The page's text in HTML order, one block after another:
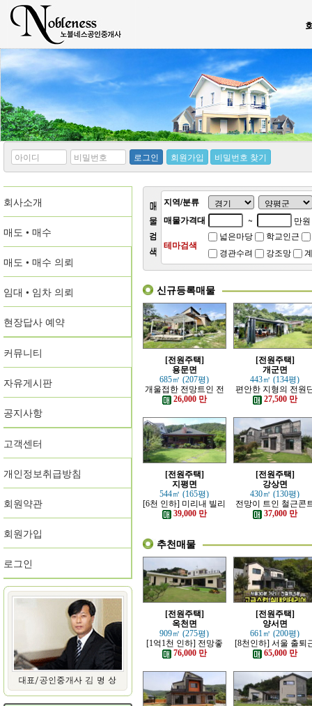
*
아
디
*
비
번
로그인 회원가입 비밀번호 찾기
회사소개
매도 • 매수
매도 • 매수 의뢰
임대 • 임차 의뢰
현장답사 예약
커뮤니티
자유게시판
공지사항
고객센터
개인정보취급방침
회원약관
회원가입
로그인
지역/분류
매물가격대
~ 만원
테마검색
넓은마당 학교인근
경관수려
강조망
신규등록매물
[전원주택]
용문면
685㎡ (207평)
개울접한 전망트인 전
원주택
26,000 만
[전원주택]
개군면
443㎡ (134평)
편안한 지형의 전원
지 내의 주택
27,500 만
[전원주택]
지평면
544㎡ (165평)
[6천 인하] 미리내 빌리
지에 위치한 전원주택
39,000 만
[전원주택]
강상면
430㎡ (130평)
전망이 트인 철근콘
리트 신축 주택
37,000 만
추천매물
[전원주택]
옥천면
909㎡ (275평)
[1억1천 인하] 전망좋
고 력셔리한 단층 철콘
전원주택
76,000 만
[전원주택]
양서면
661㎡ (200평)
[8천인하] 서울 출퇴
가능한 잘 지은 고급
65,000 만